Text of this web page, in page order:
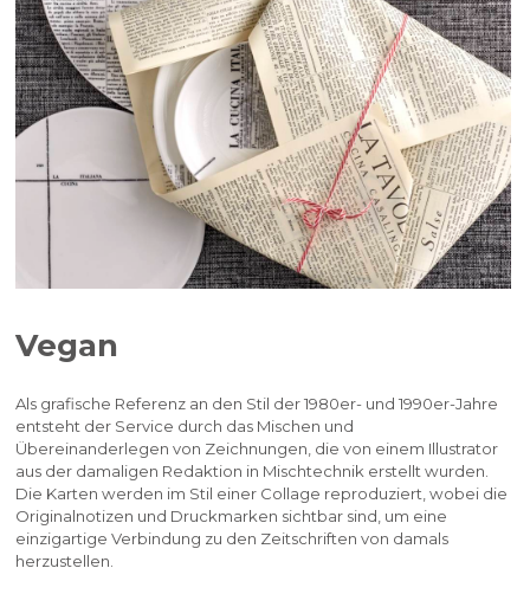
Vegan
Als grafische Referenz an den Stil der 1980er- und 1990er-Jahre
entsteht der Service durch das Mischen und
Übereinanderlegen von Zeichnungen, die von einem Illustrator
aus der damaligen Redaktion in Mischtechnik erstellt wurden.
Die Karten werden im Stil einer Collage reproduziert, wobei die
Originalnotizen und Druckmarken sichtbar sind, um eine
einzigartige Verbindung zu den Zeitschriften von damals
herzustellen.